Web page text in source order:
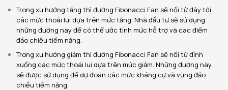
Trong xu hướng tăng thì đường Fibonacci Fan sẽ nối từ đáy tới
các mức thoái lui dựa trên mức tăng. Nhà đầu tư sẽ sử dụng
những đường này để có thể ước tính mức hỗ trợ và các điểm
đảo chiều tiềm năng.
Trong xu hướng giảm thì đường Fibonacci Fan sẽ nối từ đỉnh
xuống các mức thoái lui dựa trên mức giảm. Những đường này
sẽ được sử dụng để dự đoán các mức kháng cự và vùng đảo
chiều tiềm năng.